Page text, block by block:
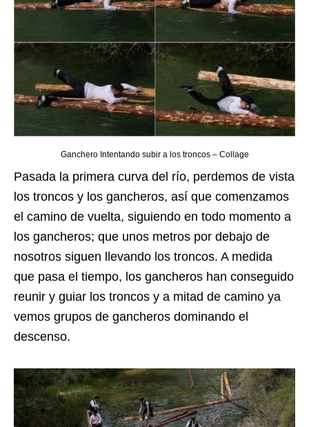
Ganchero Intentando subir a los troncos – Collage
Pasada la primera curva del río, perdemos de vista
los troncos y los gancheros, así que comenzamos
el camino de vuelta, siguiendo en todo momento a
los gancheros; que unos metros por debajo de
nosotros siguen llevando los troncos. A medida
que pasa el tiempo, los gancheros han conseguido
reunir y guiar los troncos y a mitad de camino ya
vemos grupos de gancheros dominando el
descenso.